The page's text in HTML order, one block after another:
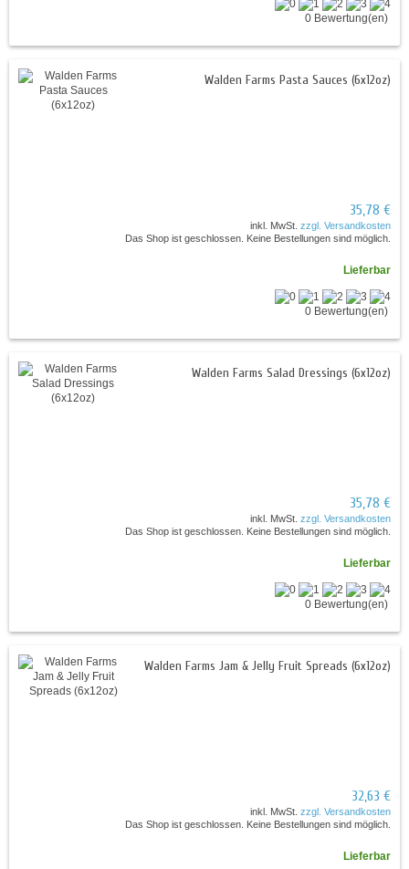
0 Bewertung(en)
Walden Farms Pasta Sauces (6x12oz)
35,78 €
inkl. MwSt. zzgl. Versandkosten
Das Shop ist geschlossen. Keine Bestellungen sind möglich.
Lieferbar
0 Bewertung(en)
Walden Farms Salad Dressings (6x12oz)
35,78 €
inkl. MwSt. zzgl. Versandkosten
Das Shop ist geschlossen. Keine Bestellungen sind möglich.
Lieferbar
0 Bewertung(en)
Walden Farms Jam & Jelly Fruit Spreads (6x12oz)
32,63 €
inkl. MwSt. zzgl. Versandkosten
Das Shop ist geschlossen. Keine Bestellungen sind möglich.
Lieferbar